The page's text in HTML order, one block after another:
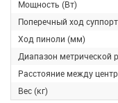
Мощность (Вт)
Поперечный ход
Ход пиноли (мм)
Диапазон метрической
Расстояние между
Вес (кг)